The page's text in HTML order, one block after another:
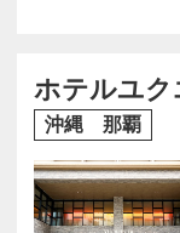
碧い海と神秘
きる多種多様
ホテルユ
沖縄 那覇